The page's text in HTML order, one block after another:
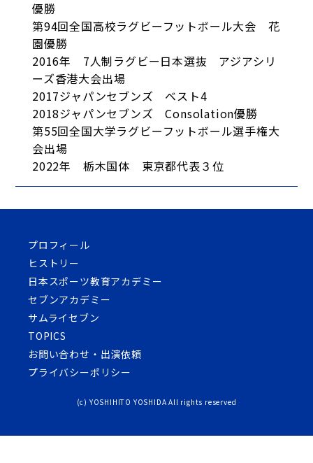
優勝
第94回全国高校ラグビーフットボール大会 花
園優勝
2016年 7人制ラグビー日本選抜 アジアシリ
ーズ香港大会出場
2017ジャパンセブンズ ベスト4
2018ジャパンセブンズ Consolation優勝
第55回全国大学ラグビーフットボール選手権大
会出場
2022年 栃木国体 東京都代表３位
プロフィール
ヒストリー
日本スポーツ教育アカデミー
セブンアカデミー
サムライセブン
TOPICS
お問い合わせ・出演依頼
プライバシーポリシー
(c) YOSHIHITO YOSHIDA All rights reserved